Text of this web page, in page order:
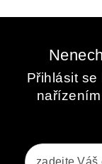
Přihlásit